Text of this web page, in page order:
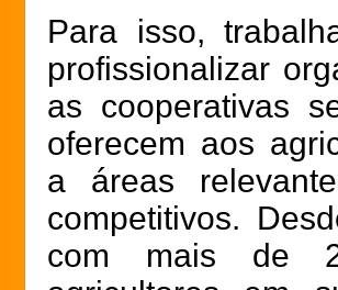
Para isso,
profissionalizar
as cooperativas
oferecem aos
a áreas
competitivos.
com mais de